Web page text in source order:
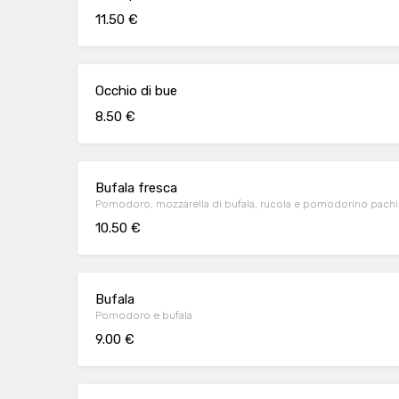
11.50 €
Occhio di bue
8.50 €
Bufala fresca
Pomodoro, mozzarella di bufala, rucola e pomodorino
10.50 €
Bufala
Pomodoro e bufala
9.00 €